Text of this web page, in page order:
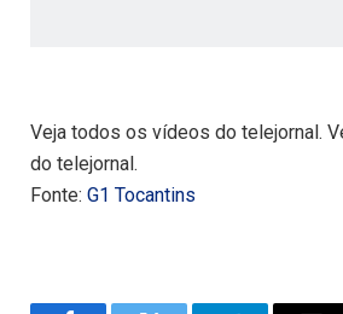
Veja todos os vídeos do telejornal.
do telejornal.
Fonte: G1 Tocantins